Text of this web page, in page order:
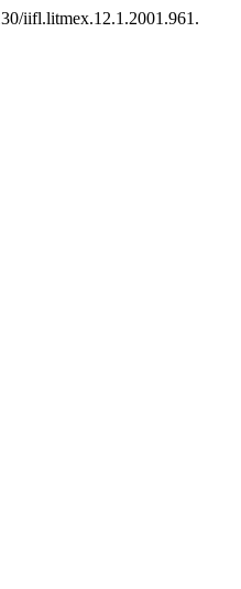
iifl.litmex.12.1.2001.961.